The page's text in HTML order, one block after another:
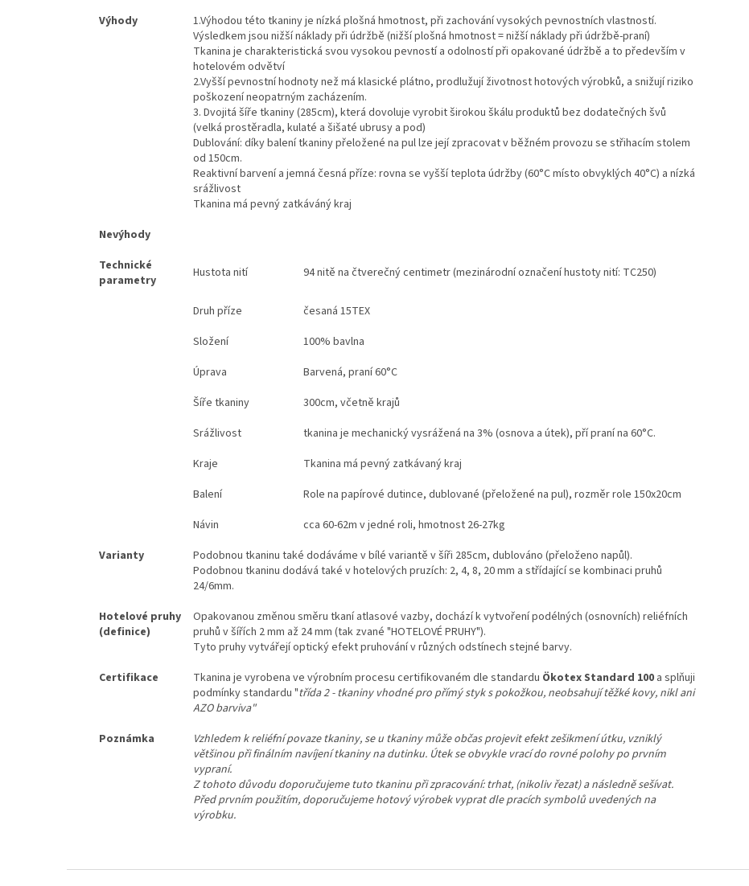
Výhody
1.Výhodou této tkaniny je nízká plošná hmotnost, při zachování vysokých pevnostních vlastností.
Výsledkem jsou nižší náklady při údržbě (nižší plošná hmotnost = nižší náklady při údržbě-praní)
Tkanina je charakteristická svou vysokou pevností a odolností při opakované údržbě a to především v
hotelovém odvětví
2.Vyšší pevnostní hodnoty než má klasické plátno, prodlužují životnost hotových výrobků, a snižují riziko
poškození neopatrným zacházením.
3. Dvojitá šíře tkaniny (285cm), která dovoluje vyrobit širokou škálu produktů bez dodatečných švů
(velká prostěradla, kulaté a šišaté ubrusy a pod)
Dublování: díky balení tkaniny přeložené na pul lze její zpracovat v běžném provozu se střihacím stolem
od 150cm.
Reaktivní barvení a jemná česná příze: rovna se vyšší teplota údržby (60°C místo obvyklých 40°C) a nízká
srážlivost
Tkanina má pevný zatkáváný kraj
Nevýhody
Technické
parametry
Hustota nití 94 nitě na čtverečný centimetr (mezinárodní označení hustoty nití: TC250)
Druh příze
česaná 15TEX
Složení
100% bavlna
Úprava
Barvená, praní 60°C
Šíře tkaniny
300cm, včetně krajů
Srážlivost
tkanina je mechanický vysrážená na 3% (osnova a útek), pří praní na 60°C.
Kraje
Tkanina má pevný zatkávaný kraj
Balení
Role na papírové dutince, dublované (přeložené na pul), rozměr role 150x20cm
Návin
cca 60-62m v jedné roli, hmotnost 26-27kg
Varianty
Podobnou tkaninu také dodáváme v bílé variantě v šíři 285cm, dublováno (přeloženo napůl).
Podobnou tkaninu dodává také v hotelových pruzích: 2, 4, 8, 20 mm a střídající se kombinaci pruhů
24/6mm.
Hotelové pruhy
(definice)
Opakovanou změnou směru tkaní atlasové vazby, dochází k vytvoření podélných (osnovních) reliéfních
pruhů v šířích 2 mm až 24 mm (tak zvané "HOTELOVÉ PRUHY").
Tyto pruhy vytvářejí optický efekt pruhování v různých odstínech stejné barvy.
Certifikace
Tkanina je vyrobena ve výrobním procesu certifikovaném dle standardu Ökotex Standard 100 a splňuji
podmínky standardu "třída 2 - tkaniny vhodné pro přímý styk s pokožkou, neobsahují těžké kovy, nikl ani
AZO barviva"
Poznámka
Vzhledem k reliéfní povaze tkaniny, se u tkaniny může občas projevit efekt zešikmení útku, vzniklý
většinou při finálním navíjení tkaniny na dutinku. Útek se obvykle vrací do rovné polohy po prvním
vypraní.
Z tohoto důvodu doporučujeme tuto tkaninu při zpracování: trhat, (nikoliv řezat) a následně sešívat.
Před prvním použitím, doporučujeme hotový výrobek vyprat dle pracích symbolů uvedených na
výrobku.